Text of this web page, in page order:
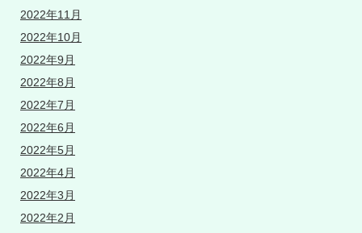
2022年11月
2022年10月
2022年9月
2022年8月
2022年7月
2022年6月
2022年5月
2022年4月
2022年3月
2022年2月